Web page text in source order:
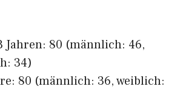
Jahren: 80 (männlich: 46,
34)
80 (männlich: 36, weiblich: